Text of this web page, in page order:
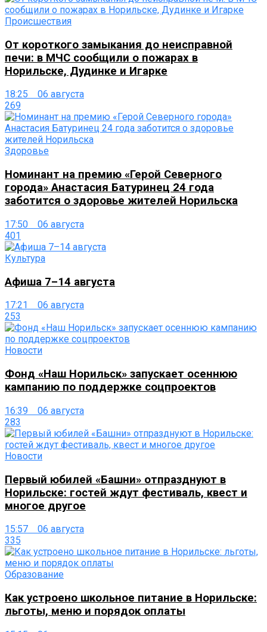
Происшествия
От короткого замыкания до неисправной
печи: в МЧС сообщили о пожарах в
Норильске, Дудинке и Игарке
18:25 06 августа
269
Здоровье
Номинант на премию «Герой Северного
города» Анастасия Батуринец 24 года
заботится о здоровье жителей Норильска
17:50 06 августа
401
Культура
Афиша 7–14 августа
17:21 06 августа
253
Новости
Фонд «Наш Норильск» запускает осеннюю
кампанию по поддержке соцпроектов
16:39 06 августа
283
Новости
Первый юбилей «Башни» отпразднуют в
Норильске: гостей ждут фестиваль, квест и
многое другое
15:57 06 августа
335
Образование
Как устроено школьное питание в Норильске:
льготы, меню и порядок оплаты